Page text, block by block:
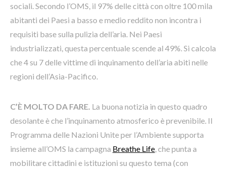
sociali. Secondo l’OMS, il 97% delle città con oltre 100 mila
abitanti dei Paesi a basso e medio reddito non incontra i
requisiti base sulla pulizia dell’aria. Nei Paesi
industrializzati, questa percentuale scende al 49%. Si calcola
che 4 su 7 delle vittime di inquinamento dell’aria abiti nelle
regioni dell’Asia-Pacifico.
C’È MOLTO DA FARE. La buona notizia in questo quadro
desolante è che l’inquinamento atmosferico è prevenibile. Il
Programma delle Nazioni Unite per l’Ambiente supporta
insieme all’OMS la campagna Breathe Life , che punta a
mobilitare cittadini e istituzioni su questo tema (con